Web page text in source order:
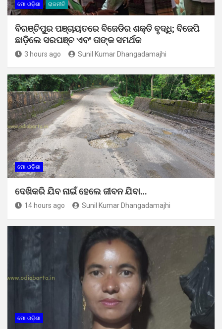
ମୋ ଓଡ଼ିଶା ରାଜନୀତି
ବିରଞ୍ଚିପୁର ପଞ୍ଚାୟତରେ ବିଜେଡିର ଶକ୍ତି ବୃଦ୍ଧି; ବିଜେପି
ଛାଡ଼ିଲେ ସରପଞ୍ଚ ଏବଂ ତାଙ୍କ ସମର୍ଥକ
3 hours ago Sunil Kumar Dhangadamajhi
ମୋ ଓଡ଼ିଶା
ଦେଖିକରି ଯିବ ନାଇଁ ହେଲେ ଜୀବନ ଯିବା…
14 hours ago Sunil Kumar Dhangadamajhi
ମୋ ଓଡ଼ିଶା